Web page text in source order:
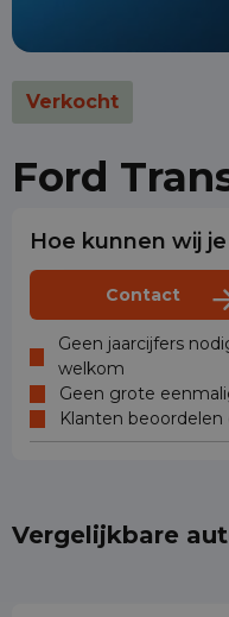
Verkocht
Ford
Hoe kunnen wij
Contact
Geen jaarcijfers
welkom
Geen grote
Klanten
Vergelijkbare